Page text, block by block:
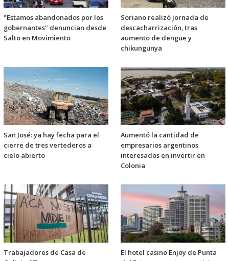
"Estamos abandonados por los
gobernantes" denuncian desde
Salto en Movimiento
Soriano realizó jornada de
descacharrización, tras
aumento de dengue y
chikungunya
San José: ya hay fecha para el
cierre de tres vertederos a
cielo abierto
Aumentó la cantidad de
empresarios argentinos
interesados en invertir en
Colonia
Trabajadores de Casa de
El hotel casino Enjoy de Punta